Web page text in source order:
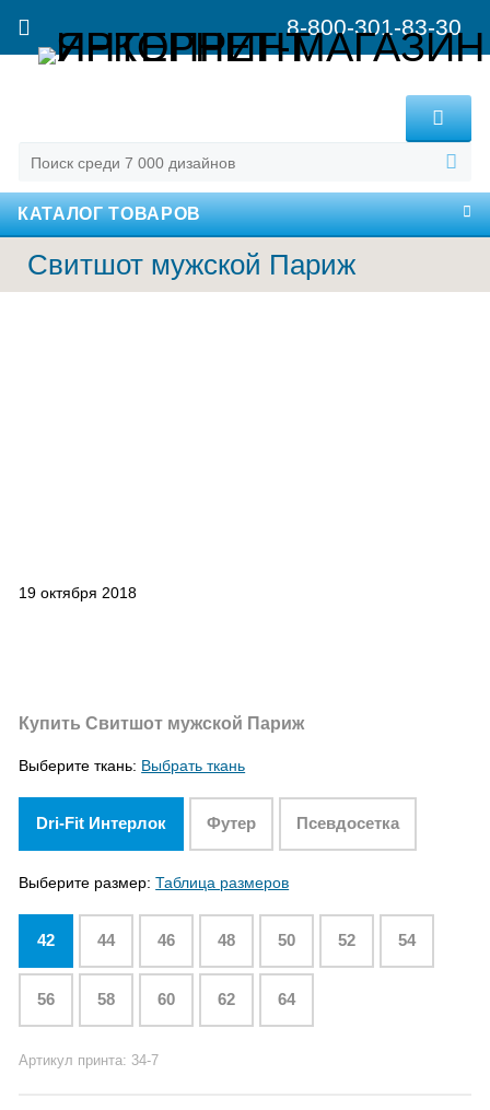
8-800-301-83-30
КАТАЛОГ ТОВАРОВ
Свитшот мужской Париж
19 октября 2018
Купить Свитшот мужской Париж
Выберите ткань: Выбрать ткань
Dri-Fit Интерлок Футер Псевдосетка
Выберите размер:Таблица размеров
42 44 46 48 50 52 54
56 58 60 62 64
Артикул принта: 34-7